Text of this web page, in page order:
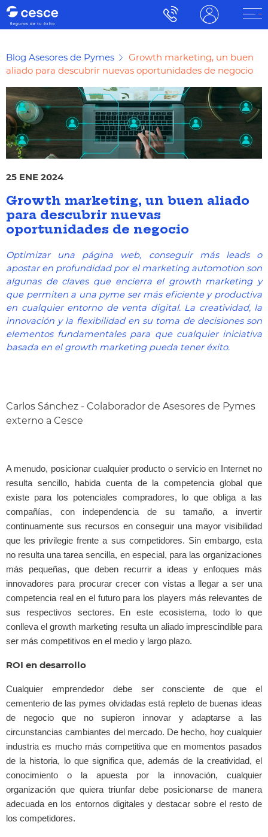
Blog Asesores de Pymes
Growth marketing, un buen
aliado para descubrir nuevas oportunidades de negocio
25 ENE 2024
Growth marketing, un buen aliado
para descubrir nuevas
oportunidades de negocio
Optimizar una página web, conseguir más leads o
apostar en profundidad por el marketing automotion son
algunas de claves que encierra el growth marketing y
que permiten a una pyme ser más eficiente y productiva
en cualquier entorno de venta digital. La creatividad, la
innovación y la flexibilidad en su toma de decisiones son
elementos fundamentales para que cualquier iniciativa
basada en el growth marketing pueda tener éxito.
Carlos Sánchez - Colaborador de Asesores de Pymes
externo a Cesce
A menudo, posicionar cualquier producto o servicio en Internet no
resulta sencillo, habida cuenta de la competencia global que
existe para los potenciales compradores, lo que obliga a las
compañías, con independencia de su tamaño, a invertir
continuamente sus recursos en conseguir una mayor visibilidad
que les privilegie frente a sus competidores. Sin embargo, esta
no resulta una tarea sencilla, en especial, para las organizaciones
más pequeñas, que deben recurrir a ideas y enfoques más
innovadores para procurar crecer con vistas a llegar a ser una
competencia real en el futuro para los players más relevantes de
sus respectivos sectores. En este ecosistema, todo lo que
conlleva el growth marketing resulta un aliado imprescindible para
ser más competitivos en el medio y largo plazo.
ROI en desarrollo
Cualquier emprendedor debe ser consciente de que el
cementerio de las pymes olvidadas está repleto de buenas ideas
de negocio que no supieron innovar y adaptarse a las
circunstancias cambiantes del mercado. De hecho, hoy cualquier
industria es mucho más competitiva que en momentos pasados
de la historia, lo que significa que, además de la creatividad, el
conocimiento o la apuesta por la innovación, cualquier
organización que quiera triunfar debe posicionarse de manera
adecuada en los entornos digitales y destacar sobre el resto de
los competidores.